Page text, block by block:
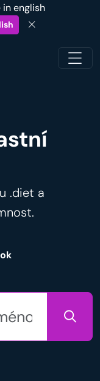
in english
.diet a